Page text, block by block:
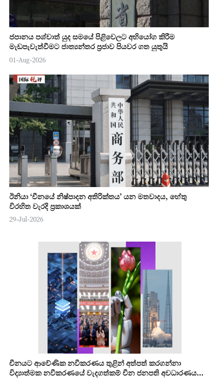
ජපානය පශ්චාත් යුද සමයේ පිළිවෙලට අභියෝග කිරීම
මැඩපැවැත්වීමට ජාත්‍යන්තර ප්‍රජාව පියවර ගත යුතුයි
01-Aug-2026
ඊනියා ‘චීනයේ නිෂ්පාදන අතිරික්තය’ යන මතවාදය, හේතු
විරහිත වැරදි ප්‍රකාශයක්
29-Jul-2026
චීනයට ආවේණික නවීකරණය තුළින් අත්පත් කරගන්නා
විද්‍යාත්මක නවීකරණයේ වැදගත්කම් චීන ජනපති අවධාරණය